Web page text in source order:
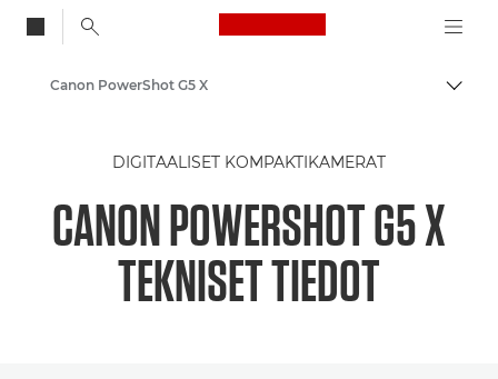
Canon Logo, back
Canon PowerShot G5 X
DIGITAALISET KOMPAKTIKAMERAT
CANON POWERSHOT G5 X
TEKNISET TIEDOT